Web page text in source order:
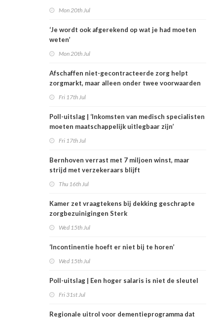
Mon 20th Jul
‘Je wordt ook afgerekend op wat je had moeten
weten’
Mon 20th Jul
Afschaffen niet-gecontracteerde zorg helpt
zorgmarkt, maar alleen onder twee voorwaarden
Fri 17th Jul
Poll-uitslag | ‘Inkomsten van medisch specialisten
moeten maatschappelijk uitlegbaar zijn’
Fri 17th Jul
Bernhoven verrast met 7 miljoen winst, maar
strijd met verzekeraars blijft
Thu 16th Jul
Kamer zet vraagtekens bij dekking geschrapte
zorgbezuinigingen Sterk
Wed 15th Jul
‘Incontinentie hoeft er niet bij te horen’
Wed 15th Jul
Poll-uitslag | Een hoger salaris is niet de sleutel
Fri 31st Jul
Regionale uitrol voor dementieprogramma dat